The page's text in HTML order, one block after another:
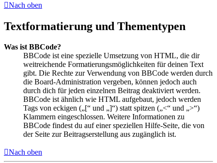
Nach oben
Textformatierung und Thementypen
Was ist BBCode?
BBCode ist eine spezielle Umsetzung von HTML, die dir
weitreichende Formatierungsmöglichkeiten für deinen Text
gibt. Die Rechte zur Verwendung von BBCode werden durch
die Board-Administration vergeben, können jedoch auch
durch dich für jeden einzelnen Beitrag deaktiviert werden.
BBCode ist ähnlich wie HTML aufgebaut, jedoch werden
Tags von eckigen („[“ und „]“) statt spitzen („<“ und „>“)
Klammern eingeschlossen. Weitere Informationen zu
BBCode findest du auf einer speziellen Hilfe-Seite, die von
der Seite zur Beitragserstellung aus zugänglich ist.
Nach oben